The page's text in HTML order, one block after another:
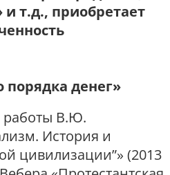
т.д., приобретает
денег»
работы В.Ю.
История и
цивилизации”» (2013